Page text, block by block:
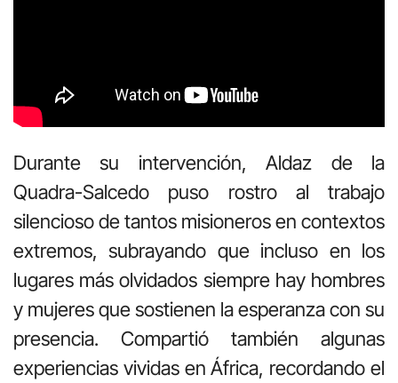
Durante su intervención, Aldaz de la
Quadra-Salcedo puso rostro al trabajo
silencioso de tantos misioneros en contextos
extremos, subrayando que incluso en los
lugares más olvidados siempre hay hombres
y mujeres que sostienen la esperanza con su
presencia. Compartió también algunas
experiencias vividas en África, recordando el